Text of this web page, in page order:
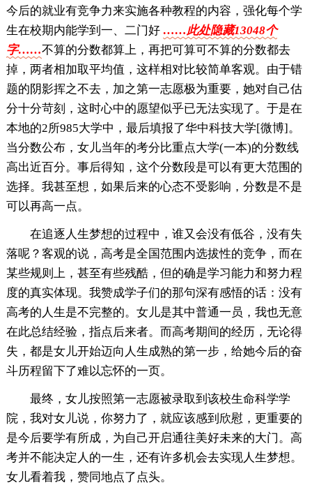
今后的就业有竞争力来实施各种教程的内容，强化每个学
生在校期内能学到一、二门好 ……此处隐藏13048个
字……不算的分数都算上，再把可算可不算的分数都去
掉，两者相加取平均值，这样相对比较简单客观。由于错
题的阴影挥之不去，加之第一志愿极为重要，她对自己估
分十分苛刻，这时心中的愿望似乎已无法实现了。于是在
本地的2所985大学中，最后填报了华中科技大学[微博]。
当分数公布，女儿当年的考分比重点大学(一本)的分数线
高出近百分。事后得知，这个分数段是可以有更大范围的
选择。我甚至想，如果后来的心态不受影响，分数是不是
可以再高一点。
在追逐人生梦想的过程中，谁又会没有低谷，没有失
落呢？客观的说，高考是全国范围内选拔性的竞争，而在
某些规则上，甚至有些残酷，但的确是学习能力和努力程
度的真实体现。我赞成学子们的那句深有感悟的话：没有
高考的人生是不完整的。女儿是其中普通一员，我也无意
在此总结经验，指点后来者。而高考期间的经历，无论得
失，都是女儿开始迈向人生成熟的第一步，给她今后的奋
斗历程留下了难以忘怀的一页。
最终，女儿按照第一志愿被录取到该校生命科学学
院，我对女儿说，你努力了，就应该感到欣慰，更重要的
是今后要学有所成，为自己开启通往美好未来的大门。高
考并不能决定人的一生，还有许多机会去实现人生梦想。
女儿看着我，赞同地点了点头。